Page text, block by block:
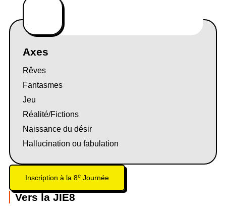
Axes
Rêves
Fantasmes
Jeu
Réalité/Fictions
Naissance du désir
Hallucination ou fabulation
Inscription à la 8eJournée
Vers la JIE8